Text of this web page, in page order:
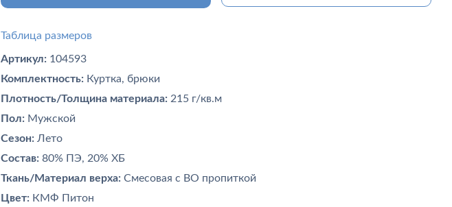
Таблица размеров
Артикул: 104593
Комплектность: Куртка, брюки
Плотность/Толщина материала: 215 г/кв.м
Пол: Мужской
Сезон: Лето
Состав: 80% ПЭ, 20% ХБ
Ткань/Материал верха: Смесовая с ВО пропиткой
Цвет: КМФ Питон